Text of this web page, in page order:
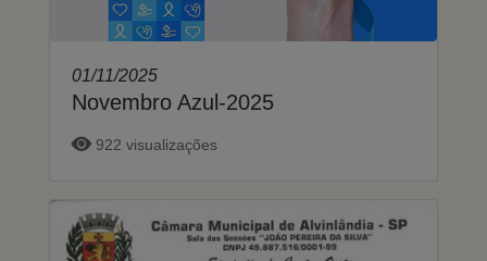
01/11/2025
Novembro Azul-2025
922 visualizações